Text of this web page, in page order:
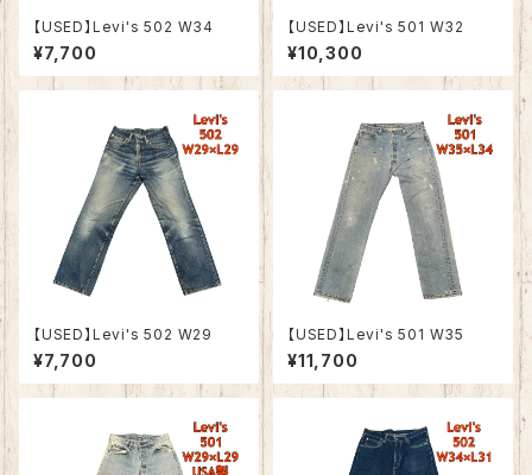
【USED】Levi's 502 W34
¥7,700
【USED】Levi's 501 W32
¥10,300
【USED】Levi's 502 W29
¥7,700
【USED】Levi's 501 W35
¥11,700